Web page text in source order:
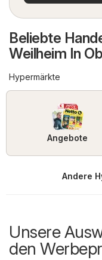
Beliebte
Weilheim In
Hypermärkte
Angebote
Andere
Unsere
den